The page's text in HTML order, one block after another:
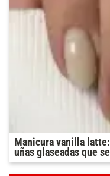
Manicura vanilla
uñas glaseadas que